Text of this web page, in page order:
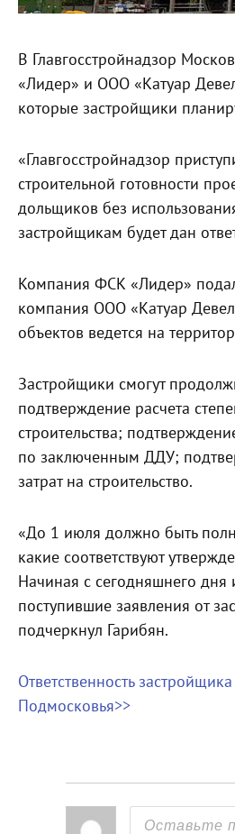
В Главгосстройнадзор
«Лидер» и ООО «Катуар
которые застройщики
«Главгосстройнадзор
строительной готовности
дольщиков без
застройщикам будет дан
Компания ФСК «Лидер»
компания ООО «Катуар
объектов ведется на
Застройщики смогут
подтверждение расчета
строительства;
по заключенным ДДУ;
затрат на строительство.
«До 1 июля должно быть
какие соответствуют
Начиная с сегодняшнего дня
поступившие заявления от
подчеркнул Гарибян.
Ответственность
Подмосковья>>